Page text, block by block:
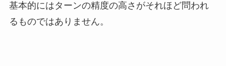
基本的にはターンの精度の高さがそれほど問われ
るものではありません。